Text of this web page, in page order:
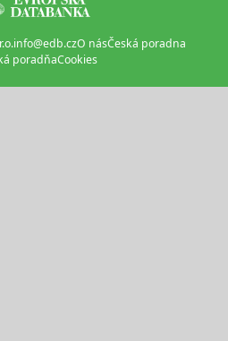
info@edb.czO násČeská poradna
poradňaCookies